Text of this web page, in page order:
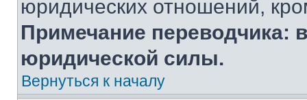
юридических отношений,
Примечание переводчика:
юридической силы.
Вернуться к началу